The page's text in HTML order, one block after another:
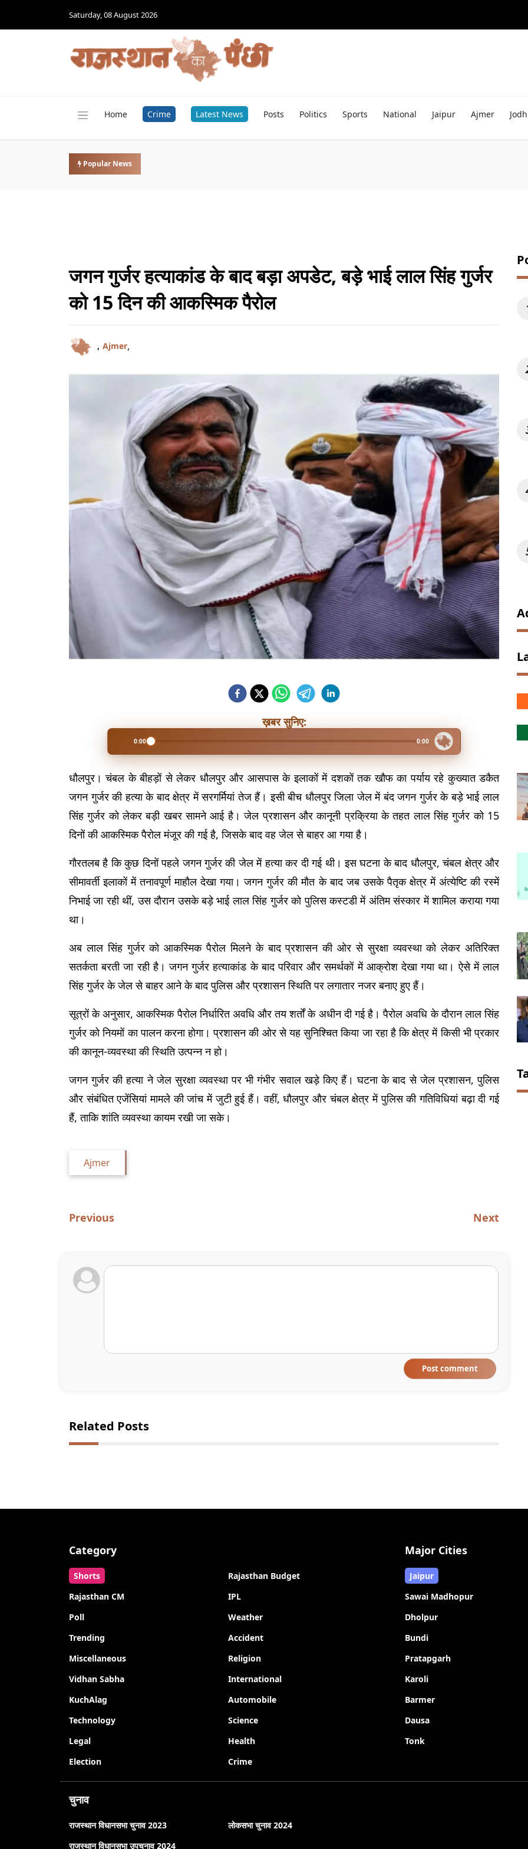
Saturday, 08 August 2026
Home Crime Latest News Posts Politics Sports National Jaipur Ajmer
Popular News
जगन गुर्जर हत्याकांड के बाद बड़ा अपडेट, बड़े भाई लाल सिंह गुर्जर
को 15 दिन की आकस्मिक पैरोल
, Ajmer,
ख़बर सुनिए:
0:00 0:00
धौलपुर। चंबल के बीहड़ों से लेकर धौलपुर और आसपास के इलाकों में दशकों तक खौफ का पर्याय रहे कुख्यात डकैत
जगन गुर्जर की हत्या के बाद क्षेत्र में सरगर्मियां तेज हैं। इसी बीच धौलपुर जिला जेल में बंद जगन गुर्जर के बड़े भाई लाल
सिंह गुर्जर को लेकर बड़ी खबर सामने आई है। जेल प्रशासन और कानूनी प्रक्रिया के तहत लाल सिंह गुर्जर को 15
दिनों की आकस्मिक पैरोल मंजूर की गई है, जिसके बाद वह जेल से बाहर आ गया है।
गौरतलब है कि कुछ दिनों पहले जगन गुर्जर की जेल में हत्या कर दी गई थी। इस घटना के बाद धौलपुर, चंबल क्षेत्र और
सीमावर्ती इलाकों में तनावपूर्ण माहौल देखा गया। जगन गुर्जर की मौत के बाद जब उसके पैतृक क्षेत्र में अंत्येष्टि की रस्में
निभाई जा रही थीं, उस दौरान उसके बड़े भाई लाल सिंह गुर्जर को पुलिस कस्टडी में अंतिम संस्कार में शामिल कराया गया
था।
अब लाल सिंह गुर्जर को आकस्मिक पैरोल मिलने के बाद प्रशासन की ओर से सुरक्षा व्यवस्था को लेकर अतिरिक्त
सतर्कता बरती जा रही है। जगन गुर्जर हत्याकांड के बाद परिवार और समर्थकों में आक्रोश देखा गया था। ऐसे में लाल
सिंह गुर्जर के जेल से बाहर आने के बाद पुलिस और प्रशासन स्थिति पर लगातार नजर बनाए हुए हैं।
सूत्रों के अनुसार, आकस्मिक पैरोल निर्धारित अवधि और तय शर्तों के अधीन दी गई है। पैरोल अवधि के दौरान लाल सिंह
गुर्जर को नियमों का पालन करना होगा। प्रशासन की ओर से यह सुनिश्चित किया जा रहा है कि क्षेत्र में किसी भी प्रकार
की कानून-व्यवस्था की स्थिति उत्पन्न न हो।
जगन गुर्जर की हत्या ने जेल सुरक्षा व्यवस्था पर भी गंभीर सवाल खड़े किए हैं। घटना के बाद से जेल प्रशासन, पुलिस
और संबंधित एजेंसियां मामले की जांच में जुटी हुई हैं। वहीं, धौलपुर और चंबल क्षेत्र में पुलिस की गतिविधियां बढ़ा दी गई
हैं, ताकि शांति व्यवस्था कायम रखी जा सके।
Ajmer
Previous Next
Post comment
Related Posts
Category
Shorts
Rajasthan Budget
Rajasthan CM
IPL
Poll
Weather
Trending
Accident
Miscellaneous
Religion
Vidhan Sabha
International
KuchAlag
Automobile
Technology
Science
Legal
Health
Election
Crime
Major Cities
Jaipur
Sawai Madhopur
Dholpur
Bundi
Pratapgarh
Karoli
Barmer
Dausa
Tonk
चुनाव
राजस्थान विधानसभा चुनाव 2023
लोकसभा चुनाव 2024
राजस्थान विधानसभा उपचुनाव 2024